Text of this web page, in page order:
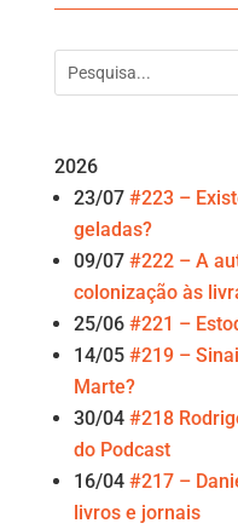
2026
23/07 #223 –
geladas?
09/07 #222 – A
colonização às
25/06 #221 –
14/05 #219 –
Marte?
30/04 #218
do Podcast
16/04 #217 –
livros e jornais